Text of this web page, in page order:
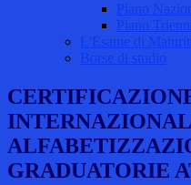
Piano
Piano
L'Esame di
Borse di studio
GRADUATORIE